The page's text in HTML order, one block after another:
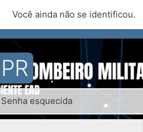
Você ainda não se identificou.
Senha esquecida